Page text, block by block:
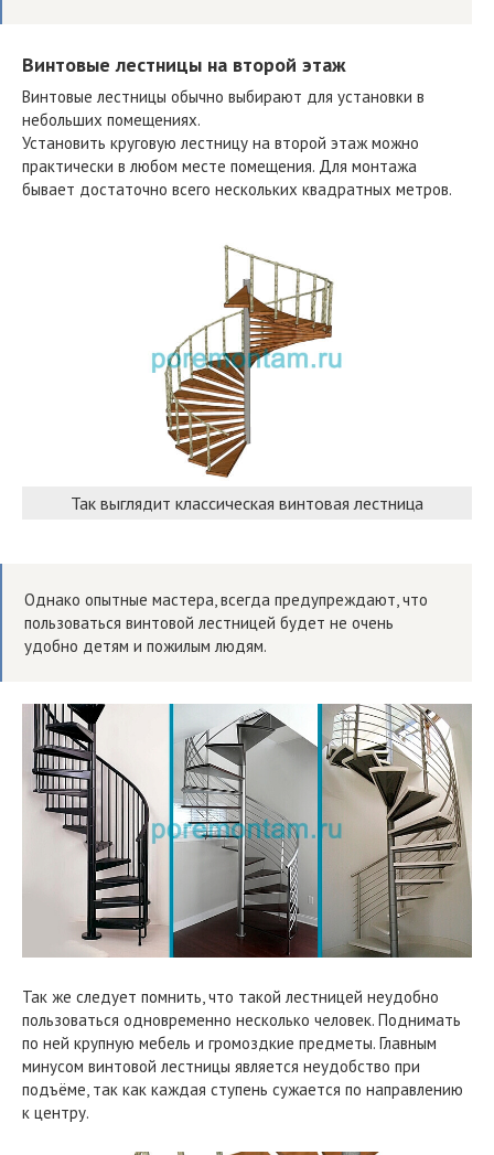
Винтовые лестницы на второй этаж
Винтовые лестницы обычно выбирают для установки в
небольших помещениях.
Установить круговую лестницу на второй этаж можно
практически в любом месте помещения. Для монтажа
бывает достаточно всего нескольких квадратных метров.
Так выглядит классическая винтовая лестница
Однако опытные мастера, всегда предупреждают, что
пользоваться винтовой лестницей будет не очень
удобно детям и пожилым людям.
Так же следует помнить, что такой лестницей неудобно
пользоваться одновременно несколько человек. Поднимать
по ней крупную мебель и громоздкие предметы. Главным
минусом винтовой лестницы является неудобство при
подъёме, так как каждая ступень сужается по направлению
к центру.